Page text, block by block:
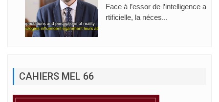
Face à l’essor de l’intelligence a
rtificielle, la néces...
CAHIERS MEL 66